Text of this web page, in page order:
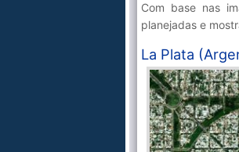
Com base nas
planejadas e
La Plata